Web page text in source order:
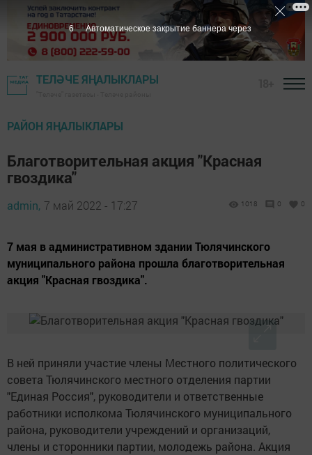
ТЕЛӘЧЕ ЯҢАЛЫКЛАРЫ
РАЙОН ЯҢАЛЫКЛАРЫ
Благотворительная акция "Красная
гвоздика"
admin, 7 май 2022 - 17:27 1018 0 0
7 мая в административном здании Тюлячинского
муниципального района прошла благотворительная
акция "Красная гвоздика".
В ней приняли участие члены Местного политического
совета Тюлячинского местного отделения партии
"Единая Россия", руководители и ответственные
работники исполкома Тюлячинского муниципального
района, руководители учреждений и организаций,
члены и сторонники партии, молодежь района. Акция
5 Автоматическое закрытие баннера через